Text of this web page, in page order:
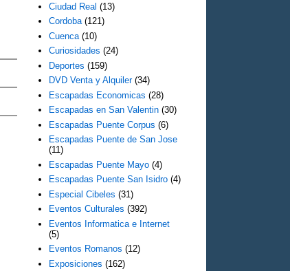
Ciudad Real (13)
Cordoba (121)
Cuenca (10)
Curiosidades (24)
Deportes (159)
DVD Venta y Alquiler (34)
Escapadas Economicas (28)
Escapadas en San Valentin (30)
Escapadas Puente Corpus (6)
Escapadas Puente de San Jose
(11)
Escapadas Puente Mayo (4)
Escapadas Puente San Isidro (4)
Especial Cibeles (31)
Eventos Culturales (392)
Eventos Informatica e Internet
(5)
Eventos Romanos (12)
Exposiciones (162)